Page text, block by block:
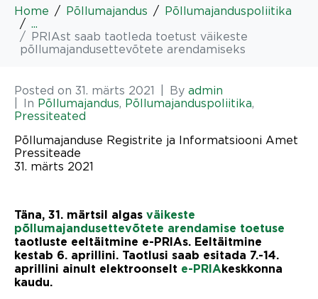
Home Põllumajandus
Põllumajanduspoliitika
...
PRIAst saab taotleda toetust väikeste
põllumajandusettevõtete arendamiseks
Posted on 31. märts 2021 By admin
In Põllumajandus, Põllumajanduspoliitika,
Pressiteated
Põllumajanduse Registrite ja Informatsiooni Amet
Pressiteade
31. märts 2021
Täna, 31. märtsil algas väikeste
põllumajandusettevõtete arendamise toetuse
taotluste eeltäitmine e-PRIAs. Eeltäitmine
kestab 6. aprillini. Taotlusi saab esitada 7.-14.
aprillini ainult elektroonselt e-PRIA keskkonna
kaudu.